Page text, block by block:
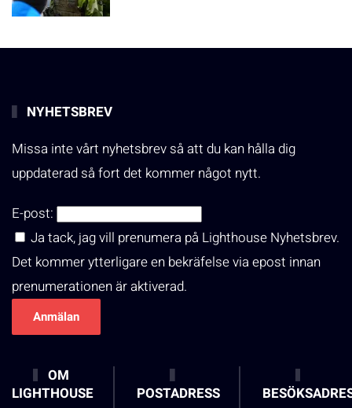
NYHETSBREV
Missa inte vårt nyhetsbrev så att du kan hålla dig
uppdaterad så fort det kommer något nytt.
E-post:
Ja tack, jag vill prenumera på Lighthouse Nyhetsbrev.
Det kommer ytterligare en bekräfelse via epost innan
prenumerationen är aktiverad.
OM
LIGHTHOUSE
POSTADRESS